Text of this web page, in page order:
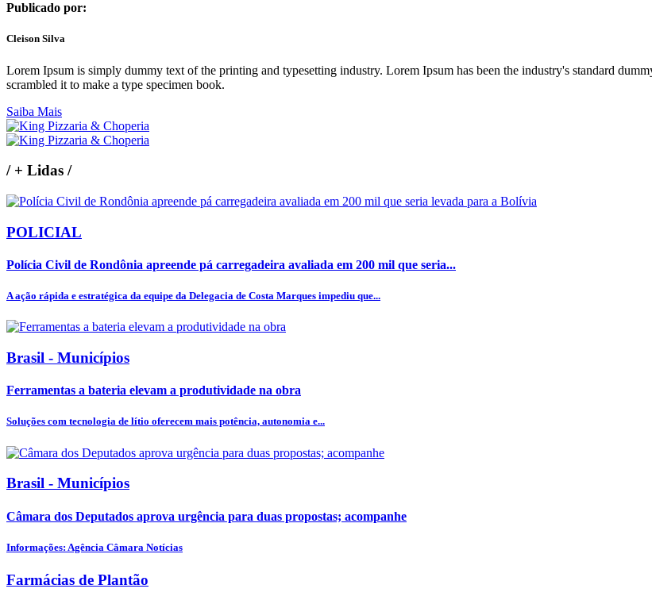
Publicado por:
Cleison Silva
Lorem Ipsum is simply dummy text of the printing and typesetting industry. Lorem Ipsum has been the industry's standard
scrambled it to make a type specimen book.
Saiba Mais
/+ Lidas /
POLICIAL
Polícia Civil de Rondônia apreende pá carregadeira avaliada em 200 mil que seria...
A ação rápida e estratégica da equipe da Delegacia de Costa Marques impediu que...
Brasil - Municípios
Ferramentas a bateria elevam a produtividade na obra
Soluções com tecnologia de lítio oferecem mais potência, autonomia e...
Brasil - Municípios
Câmara dos Deputados aprova urgência para duas propostas; acompanhe
Informações: Agência Câmara Notícias
Farmácias de Plantão